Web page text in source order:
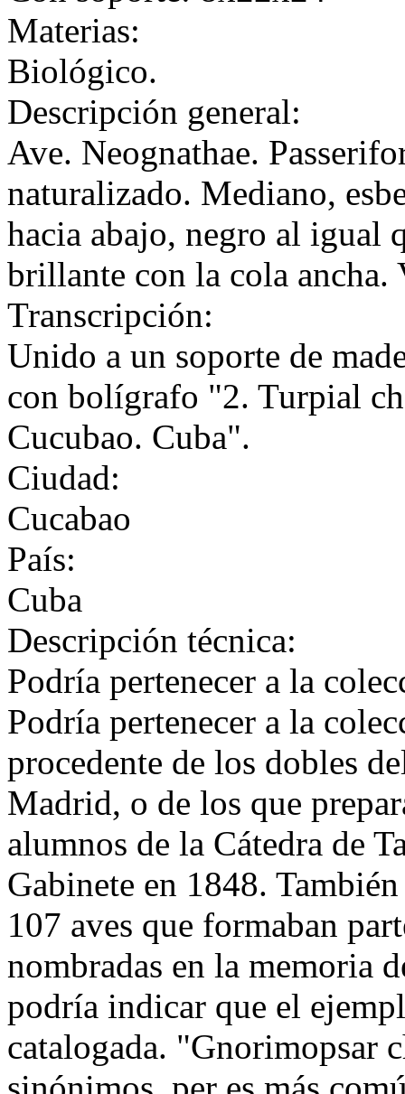
Materias:
Biológico.
Descripción general:
Ave. Neognathae.
naturalizado. Mediano,
hacia abajo, negro al igual
brillante con la cola ancha.
Transcripción:
Unido a un soporte de
con bolígrafo "2. Turpial
Cucubao. Cuba".
Ciudad:
Cucabao
País:
Cuba
Descripción técnica:
Podría pertenecer a la
Podría pertenecer a la
procedente de los dobles
Madrid, o de los que
alumnos de la Cátedra de
Gabinete en 1848.
107 aves que formaban
nombradas en la memoria
podría indicar que el
catalogada. "Gnorimopsar